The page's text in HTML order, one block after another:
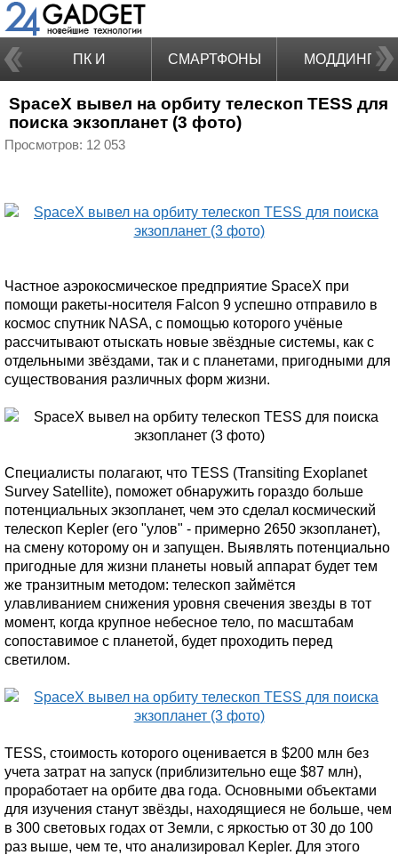
ПК И
НОУТБУКИ
СМАРТФОНЫ МОДДИНГ
SpaceX вывел на орбиту телескоп TESS для
поиска экзопланет (3 фото)
Просмотров: 12 053
Частное аэрокосмическое предприятие SpaceX при
помощи ракеты-носителя Falcon 9 успешно отправило в
космос спутник NASA, с помощью которого учёные
рассчитывают отыскать новые звёздные системы, как с
отдельными звёздами, так и с планетами, пригодными для
существования различных форм жизни.
Специалисты полагают, что TESS (Transiting Exoplanet
Survey Satellite), поможет обнаружить гораздо больше
потенциальных экзопланет, чем это сделал космический
телескоп Kepler (его "улов" - примерно 2650 экзопланет),
на смену которому он и запущен. Выявлять потенциально
пригодные для жизни планеты новый аппарат будет тем
же транзитным методом: телескоп займётся
улавливанием снижения уровня свечения звезды в тот
момент, когда крупное небесное тело, по масштабам
сопоставимое с планетой, будет проходить перед
светилом.
TESS, стоимость которого оценивается в $200 млн без
учета затрат на запуск (приблизительно еще $87 млн),
проработает на орбите два года. Основными объектами
для изучения станут звёзды, находящиеся не больше, чем
в 300 световых годах от Земли, с яркостью от 30 до 100
раз выше, чем те, что анализировал Kepler. Для этого